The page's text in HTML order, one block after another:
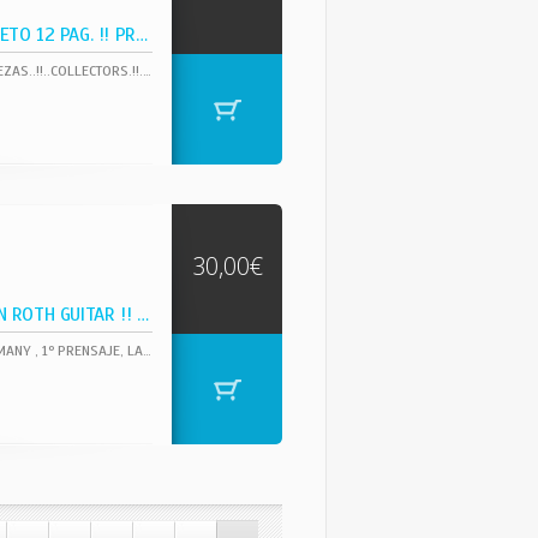
COMPLETA EDIC. + LIBRETO 12 PAG. !! PRECINTADO !!
COMPLETA EDICION DEL PRIMER VOLUMEN DE ESTA BUSCADA SERIE DE ALBUNES DE RAREZAS..!!..COLLECTORS.!!.. EL ALBUN SE ENCUENTRA PRECINTADO !! IMPORT USA..RCA ..TEMAS INEDITOS,NUNCA ANTES GRABADOS,VERSIONES EN DIRECTOS,ETC....CONTENIENDO EL-- GRAN LIBRO A COLOR,12 PAGINAS,CON RARAS FOTOGRAFIAS Y DATOS QUE HARAN FELIZ A UN BUEN FAN DEL REY....,..!!!.. GRUESA CARPETA TEXTURADA CON CURIOSO TROQUELADO CIRCULAR QUE DEJA VER GRAN FOTO DE ELVIS QUE PERTENECE AL LIBRETO INTERIOR TODO EN IMPECABLE ESTADO !!! NUESTRA MEJOR COPIA HASTA LA FECHA !!
RARE 1º PRESS, ULI JON ROTH GUITAR !! COLLECTOR !
UNO DE LOS MAS GRUPOS HEAVYS DE TODOS LOS TIEMPOS !!! MUY RARA EDIC. ORG GERMANY , 1º PRENSAJE, LABEL RCA AMARILLO !! CARPETA SIN CODIGOS DE BARRA, TODO EN EXC CONDICION !!
30,00€